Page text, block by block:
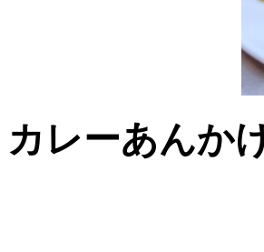
カレーあんか